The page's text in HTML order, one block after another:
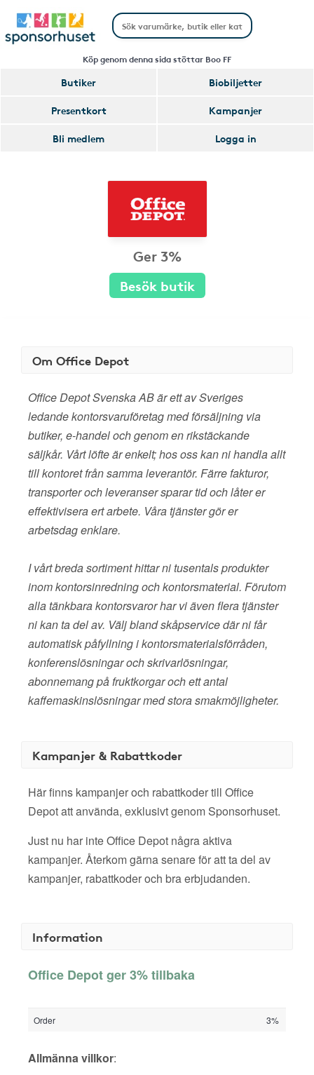
Köp genom denna sida stöttar Boo FF
Butiker
Biobiljetter
Presentkort
Kampanjer
Bli medlem
Logga in
Ger 3%
Besök butik
Om Office Depot
Office Depot Svenska AB är ett av Sveriges
ledande kontorsvaruföretag med försäljning via
butiker, e-handel och genom en rikstäckande
säljkår. Vårt löfte är enkelt; hos oss kan ni handla allt
till kontoret från samma leverantör. Färre fakturor,
transporter och leveranser sparar tid och låter er
effektivisera ert arbete. Våra tjänster gör er
arbetsdag enklare.
I vårt breda sortiment hittar ni tusentals produkter
inom kontorsinredning och kontorsmaterial. Förutom
alla tänkbara kontorsvaror har vi även flera tjänster
ni kan ta del av. Välj bland skåpservice där ni får
automatisk påfyllning i kontorsmaterialsförråden,
konferenslösningar och skrivarlösningar,
abonnemang på fruktkorgar och ett antal
kaffemaskinslösningar med stora smakmöjligheter.
Kampanjer & Rabattkoder
Här finns kampanjer och rabattkoder till Office
Depot att använda, exklusivt genom Sponsorhuset.
Just nu har inte Office Depot några aktiva
kampanjer. Återkom gärna senare för att ta del av
kampanjer, rabattkoder och bra erbjudanden.
Information
Office Depot ger 3% tillbaka
Order 3%
Allmänna villkor: